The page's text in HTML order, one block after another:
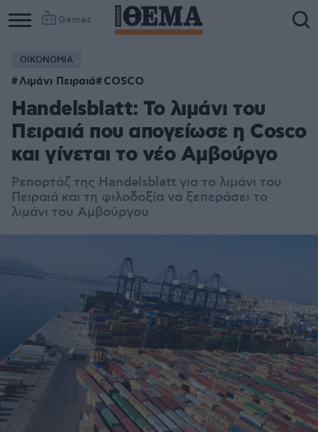
Games
ΟΙΚΟΝΟΜΙΑ
Λιμάνι Πειραιά COSCO
Handelsblatt: Το λιμάνι του
Πειραιά που απογείωσε η Cosco
και γίνεται το νέο Αμβούργο
Ρεπορτάζ της Handelsblatt για το λιμάνι του
Πειραιά και τη φιλοδοξία να ξεπεράσει το
λιμάνι του Αμβούργου